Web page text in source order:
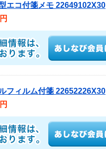
エコ付箋メモ 22649102X30
フィルム付箋 22652226X30